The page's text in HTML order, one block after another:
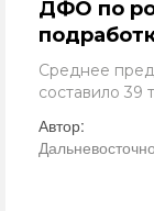
ДФО по
Среднее
составило 39
Автор: